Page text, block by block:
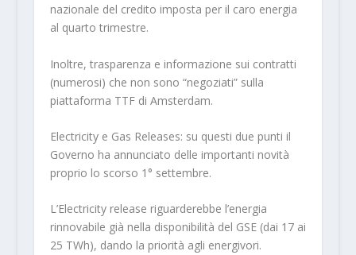
nazionale del credito imposta per il caro energia
al quarto trimestre.
Inoltre, trasparenza e informazione sui contratti
(numerosi) che non sono “negoziati” sulla
piattaforma TTF di Amsterdam.
Electricity e Gas Releases: su questi due punti il
Governo ha annunciato delle importanti novità
proprio lo scorso 1° settembre.
L’Electricity release riguarderebbe l’energia
rinnovabile già nella disponibilità del GSE (dai 17 ai
25 TWh), dando la priorità agli energivori.